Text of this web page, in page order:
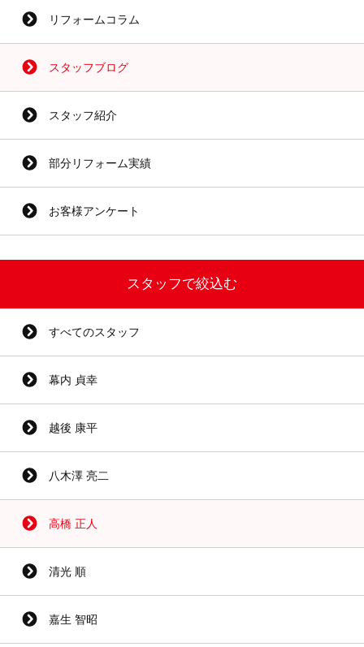
リフォームコラム
スタッフブログ
スタッフ紹介
部分リフォーム実績
お客様アンケート
スタッフで絞込む
すべてのスタッフ
幕内 貞幸
越後 康平
八木澤 亮二
高橋 正人
清光 順
嘉生 智昭